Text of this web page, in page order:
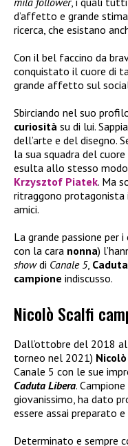
d’affetto e grande
ricerca, che esistano
Con il bel faccino da
conquistato il cuore di
grande affetto sul
Sbirciando nel suo
curiosità su di lui.
dell’arte e del disegno.
la sua squadra del
esulta allo stesso
Krzysztof Piatek. Ma
ritraggono protagonista
amici.
La grande passione per
con la cara nonna)
showdi Canale 5,
campione indiscusso.
Nicolò Scalfi
Dall’ottobre del 2018
torneo nel 2021)
Canale 5 con le sue
Caduta Libera.
giovanissimo, ha dato
essere assai preparato
Determinato e sempre